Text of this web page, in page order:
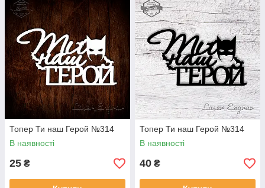
Топер Ти наш Герой №314
В наявності
25 ₴
Топер Ти наш Герой №314
В наявності
40 ₴